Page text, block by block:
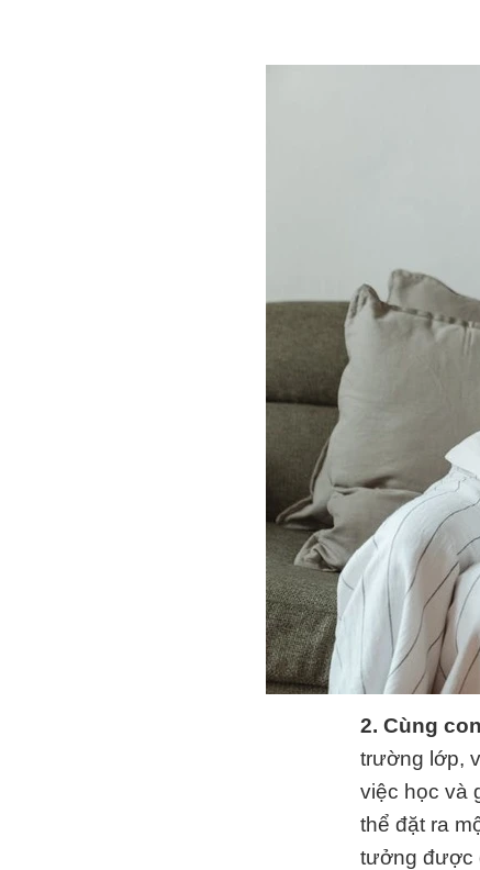
2. Cùng
trường lớp,
việc học và
thể đặt ra
tưởng được